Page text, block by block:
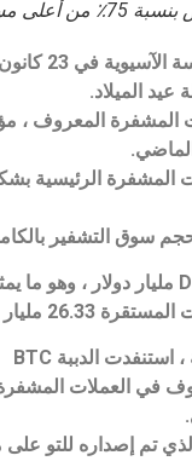
مستوى
الميلاد.
الرقمية على مدار 24 ساعة.